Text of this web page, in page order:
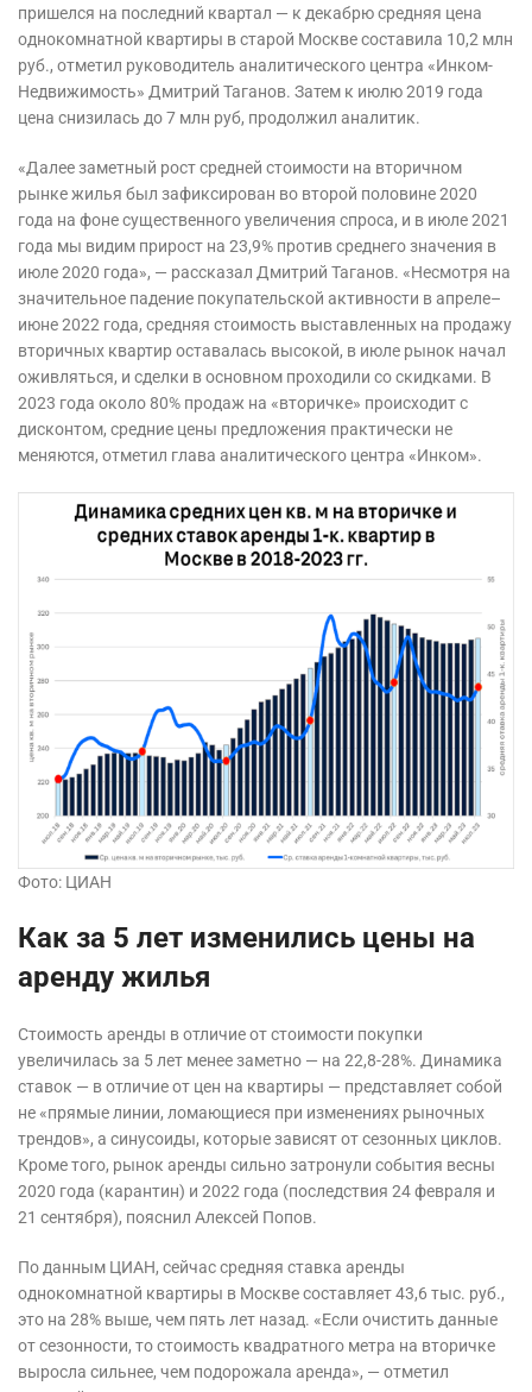
пришелся на последний квартал — к декабрю средняя цена
однокомнатной квартиры в старой Москве составила 10,2 млн
руб., отметил руководитель аналитического центра «Инком-
Недвижимость» Дмитрий Таганов. Затем к июлю 2019 года
цена снизилась до 7 млн руб, продолжил аналитик.
«Далее заметный рост средней стоимости на вторичном
рынке жилья был зафиксирован во второй половине 2020
года на фоне существенного увеличения спроса, и в июле 2021
года мы видим прирост на 23,9% против среднего значения в
июле 2020 года», — рассказал Дмитрий Таганов. «Несмотря на
значительное падение покупательской активности в апреле–
июне 2022 года, средняя стоимость выставленных на продажу
вторичных квартир оставалась высокой, в июле рынок начал
оживляться, и сделки в основном проходили со скидками. В
2023 года около 80% продаж на «вторичке» происходит с
дисконтом, средние цены предложения практически не
меняются, отметил глава аналитического центра «Инком».
Фото: ЦИАН
Как за 5 лет изменились цены на
аренду жилья
Стоимость аренды в отличие от стоимости покупки
увеличилась за 5 лет менее заметно — на 22,8-28%. Динамика
ставок — в отличие от цен на квартиры — представляет собой
не «прямые линии, ломающиеся при изменениях рыночных
трендов», а синусоиды, которые зависят от сезонных циклов.
Кроме того, рынок аренды сильно затронули события весны
2020 года (карантин) и 2022 года (последствия 24 февраля и
21 сентября), пояснил Алексей Попов.
По данным ЦИАН, сейчас средняя ставка аренды
однокомнатной квартиры в Москве составляет 43,6 тыс. руб.,
это на 28% выше, чем пять лет назад. «Если очистить данные
от сезонности, то стоимость квадратного метра на вторичке
выросла сильнее, чем подорожала аренда», — отметил